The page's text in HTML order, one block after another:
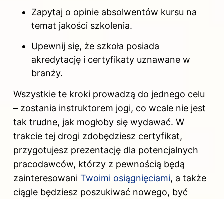
Zapytaj o opinie absolwentów kursu na
temat jakości szkolenia.
Upewnij się, że szkoła posiada
akredytację i certyfikaty uznawane w
branży.
Wszystkie te kroki prowadzą do jednego celu
– zostania instruktorem jogi, co wcale nie jest
tak trudne, jak mogłoby się wydawać. W
trakcie tej drogi zdobędziesz certyfikat,
przygotujesz prezentację dla potencjalnych
pracodawców, którzy z pewnością będą
zainteresowani Twoimi osiągnięciami, a także
ciągle będziesz poszukiwać nowego, być